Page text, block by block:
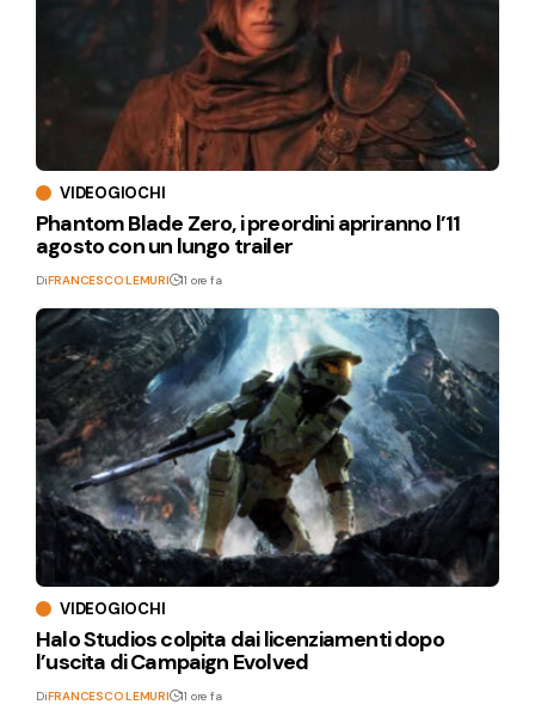
VIDEOGIOCHI
Phantom Blade Zero, i preordini apriranno l’11
agosto con un lungo trailer
DiFRANCESCO LEMURI 11 ore fa
VIDEOGIOCHI
Halo Studios colpita dai licenziamenti dopo
l’uscita di Campaign Evolved
DiFRANCESCO LEMURI 11 ore fa